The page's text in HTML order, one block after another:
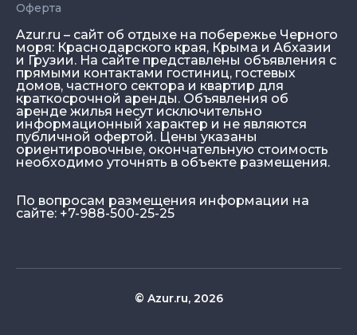
Azur.ru – сайт об отдыхе на побережье Черного
моря: Краснодарского края, Крыма и Абхазии
и Грузии. На сайте представлены объявления с
прямыми контактами гостиниц, гостевых
домов, частного сектора и квартир для
краткосрочной аренды. Объявления об
аренде жилья несут исключительно
информационный характер и не являются
публичной офертой. Цены указаны
ориентировочные, окончательную стоимость
необходимо уточнять в объекте размещения.
По вопросам размещения информации на
сайте: +7-988-500-25-25
Оферта
© Azur.ru, 2026